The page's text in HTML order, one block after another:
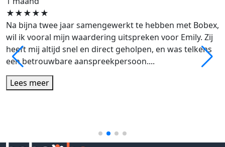
★★★★★
Na bijna twee jaar samengewerkt te hebben met Bobex,
wil ik vooral mijn waardering uitspreken voor Emily. Zij
heeft mij altijd snel en direct geholpen, en was telkens
een betrouwbare aanspreekpersoon....
Lees meer